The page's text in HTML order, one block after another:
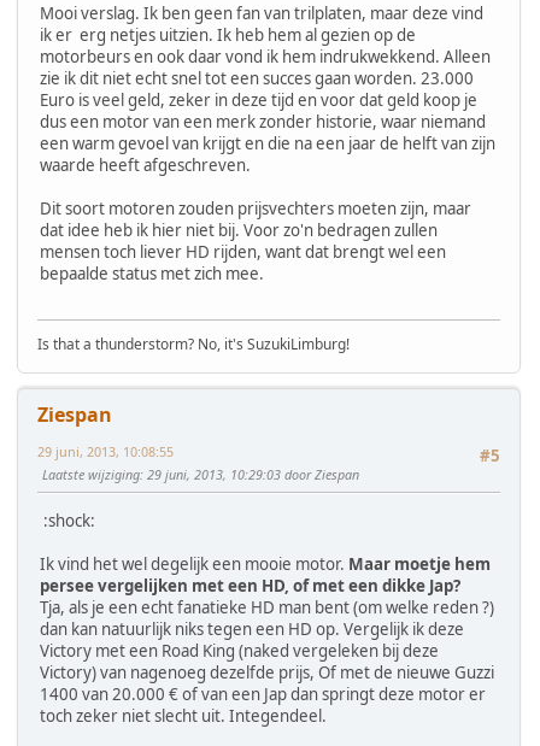
Mooi verslag. Ik ben geen fan van trilplaten, maar deze vind
ik er erg netjes uitzien. Ik heb hem al gezien op de
motorbeurs en ook daar vond ik hem indrukwekkend. Alleen
zie ik dit niet echt snel tot een succes gaan worden. 23.000
Euro is veel geld, zeker in deze tijd en voor dat geld koop je
dus een motor van een merk zonder historie, waar niemand
een warm gevoel van krijgt en die na een jaar de helft van zijn
waarde heeft afgeschreven.
Dit soort motoren zouden prijsvechters moeten zijn, maar
dat idee heb ik hier niet bij. Voor zo'n bedragen zullen
mensen toch liever HD rijden, want dat brengt wel een
bepaalde status met zich mee.
Is that a thunderstorm? No, it's SuzukiLimburg!
Ziespan
#5
29 juni, 2013, 10:08:55
Laatste wijziging: 29 juni, 2013, 10:29:03 door Ziespan
:shock:
Ik vind het wel degelijk een mooie motor. Maar moetje hem
persee vergelijken met een HD, of met een dikke Jap?
Tja, als je een echt fanatieke HD man bent (om welke reden ?)
dan kan natuurlijk niks tegen een HD op. Vergelijk ik deze
Victory met een Road King (naked vergeleken bij deze
Victory) van nagenoeg dezelfde prijs, Of met de nieuwe Guzzi
1400 van 20.000 € of van een Jap dan springt deze motor er
toch zeker niet slecht uit. Integendeel.